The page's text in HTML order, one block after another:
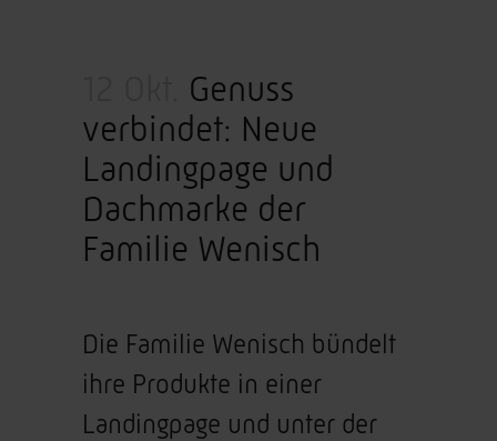
Genuss
verbindet: Neue
Landingpage und
Dachmarke der
Familie Wenisch
Die Familie Wenisch bündelt
ihre Produkte in einer
Landingpage und unter der